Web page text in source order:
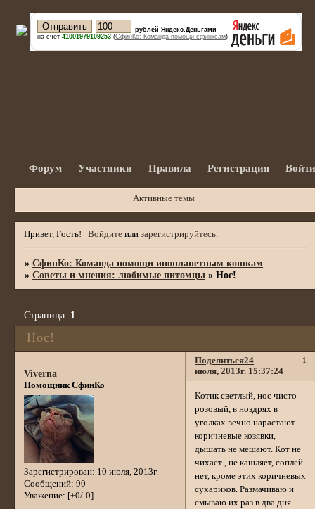
рублей Яндекс.Деньгами
на счет 41001979109253 (СфинКо: Команда помощи сфинксам)
Форум Участники Правила Регистрация
Активные темы
Привет, Гость! Войдите илизарегистрируйтесь.
»СфинКо: Команда помощи инопланетным кошкам
»Советы и мнения: любимые питомцы »Нос!
Нос!
Страница: 1
Поделиться 1
24
июля, 2013г. 15:37:24
Viverna
Помощник СфинКо
Зарегистрирован: 10 июля, 2013г.
Сообщений: 90
Уважение: [+0/-0]
Котик светлый, нос чисто
розовый, в ноздрях в
уголках вечно нарастают
коричневые козявки,
дышать не мешают. Кот не
чихает , не кашляет, соплей
нет, кроме этих коричневых
сухариков. Размачиваю и
смываю их раз в два дня.